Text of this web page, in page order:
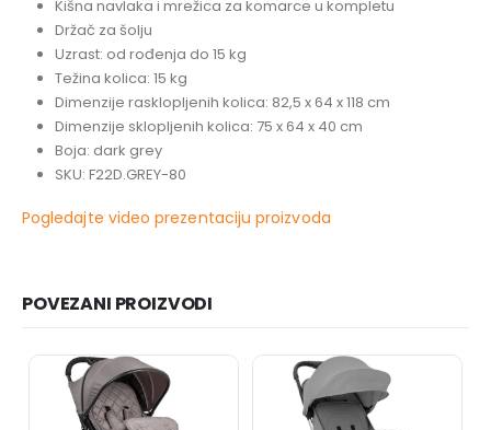
Kišna navlaka i mrežica za komarce u kompletu
Držač za šolju
Uzrast: od rođenja do 15 kg
Težina kolica: 15 kg
Dimenzije rasklopljenih kolica: 82,5 x 64 x 118 cm
Dimenzije sklopljenih kolica: 75 x 64 x 40 cm
Boja: dark grey
SKU: F22D.GREY-80
Pogledajte video prezentaciju proizvoda
POVEZANI PROIZVODI